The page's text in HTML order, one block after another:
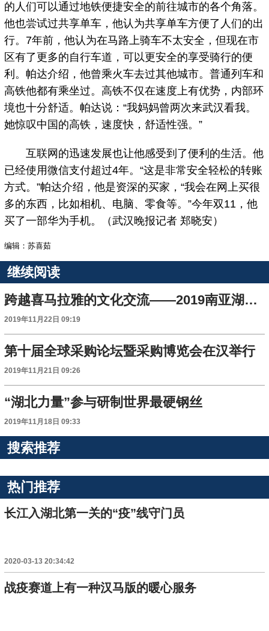
的人们可以通过地铁便捷安全的前往城市的各个角落。
他也尝试过共享单车，他认为共享单车方便了人们的出
行。7年前，他认为在马路上骑车不太安全，但现在市
区有了更多的自行车道，可以更安全的享受骑行的便
利。帕达介绍，他曾乘火车去过其他城市。普通列车和
高铁他都有乘坐过。高铁不仅在速度上有优势，内部环
境也十分舒适。帕达说：“我妈妈曾两次来武汉看我。
她惊叹中国的高铁，速度快，舒适性强。”
互联网的迅速发展也让他感受到了便利的生活。他
已经使用微信支付超过4年。“这是非常安全轻松的转账
方式。”帕达介绍，他是资深的买家，“我会在网上买很
多的东西，比如相机、电脑、零食等。”今年双11，他
买了一部华为手机。（武汉晚报记者 郑晓安）
编辑：苏喜茹
继续阅读
跨越喜马拉雅的文化交流——2019南亚湖北传媒周纪略
2019年11月22日 09:19
第十届全球采购论坛暨采购博览会在汉举行
2019年11月21日 09:26
“湖北力量”参与研制世界最硬钢丝
2019年11月18日 09:33
搜索推荐
热门推荐
长江入湖北第一关的“疫”线守门员
2020-03-13 20:34:42
战疫赛道上有一种汉马版的暖心服务